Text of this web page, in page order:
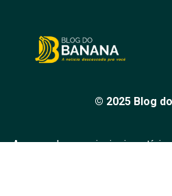
© 2025 Blog
Acompanhe as principais